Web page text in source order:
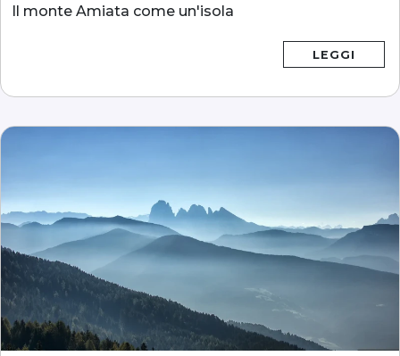
Il monte Amiata come un'isola
LEGGI